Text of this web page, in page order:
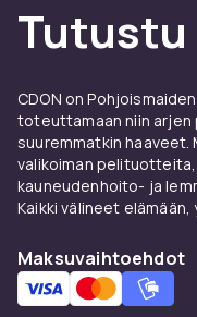
Deopuikko
jälkiä vaatteisiin.
nopea levittää ja
täydellinen
Deodorantti
vaikuta hikoiluun.
hikoilulta? Tutustu
Tutustu
CDON on
toteuttamaan niin arjen
suuremmatkin
valikoiman
kauneudenhoito- ja
Kaikki välineet
Maksuvaihtoehdot